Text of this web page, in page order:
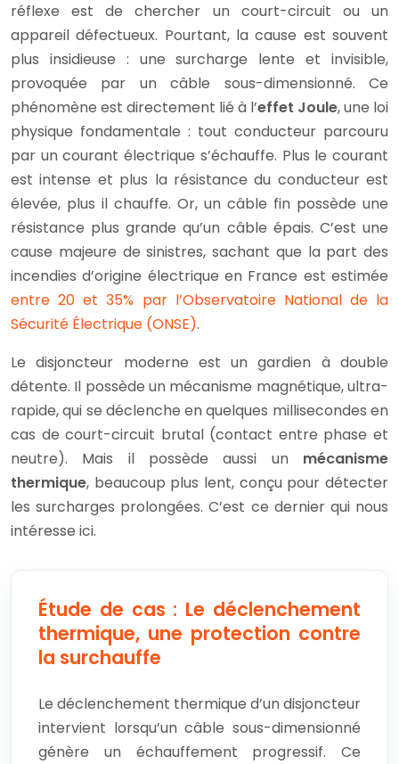
réflexe est de chercher un court-circuit ou un
appareil défectueux. Pourtant, la cause est souvent
plus insidieuse : une surcharge lente et invisible,
provoquée par un câble sous-dimensionné. Ce
phénomène est directement lié à l’effet Joule, une loi
physique fondamentale : tout conducteur parcouru
par un courant électrique s’échauffe. Plus le courant
est intense et plus la résistance du conducteur est
élevée, plus il chauffe. Or, un câble fin possède une
résistance plus grande qu’un câble épais. C’est une
cause majeure de sinistres, sachant que la part des
incendies d’origine électrique en France est estimée
entre 20 et 35% par l’Observatoire National de la
Sécurité Électrique (ONSE).
Le disjoncteur moderne est un gardien à double
détente. Il possède un mécanisme magnétique, ultra-
rapide, qui se déclenche en quelques millisecondes en
cas de court-circuit brutal (contact entre phase et
neutre). Mais il possède aussi un mécanisme
thermique, beaucoup plus lent, conçu pour détecter
les surcharges prolongées. C’est ce dernier qui nous
intéresse ici.
Étude de cas : Le déclenchement
thermique, une protection contre
la surchauffe
Le déclenchement thermique d’un disjoncteur
intervient lorsqu’un câble sous-dimensionné
génère un échauffement progressif. Ce